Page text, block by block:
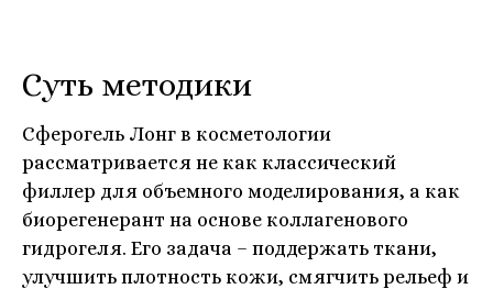
Суть методики
Сферогель Лонг в косметологии
рассматривается не как классический
филлер для объемного моделирования, а как
биорегенерант на основе коллагенового
гидрогеля. Его задача – поддержать ткани,
улучшить плотность кожи, смягчить рельеф и